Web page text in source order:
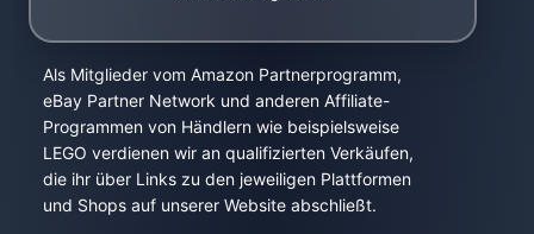
Als Mitglieder vom Amazon Partnerprogramm,
eBay Partner Network und anderen Affiliate-
Programmen von Händlern wie beispielsweise
LEGO verdienen wir an qualifizierten Verkäufen,
die ihr über Links zu den jeweiligen Plattformen
und Shops auf unserer Website abschließt.